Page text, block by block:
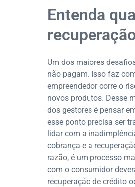
Entenda
Um dos maiores
não pagam. Isso faz
empreendedor corre o
novos produtos. Desse
dos gestores é pensar
esse ponto precisa ser
lidar com a
cobrança e a
razão, é um processo
com o consumidor
recuperação de crédito